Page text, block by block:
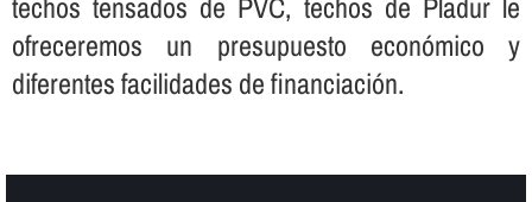
ofreceremos un presupuesto económico y
diferentes facilidades de financiación.